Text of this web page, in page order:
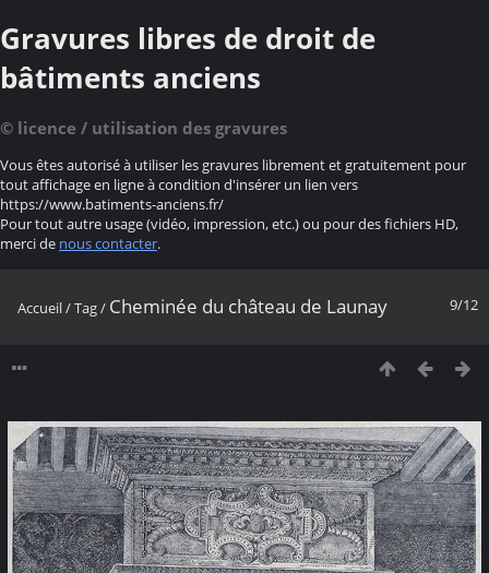
Gravures libres de droit de
bâtiments anciens
© licence / utilisation des gravures
Vous êtes autorisé à utiliser les gravures librement et gratuitement pour
tout affichage en ligne à condition d'insérer un lien vers
https://www.batiments-anciens.fr/
Pour tout autre usage (vidéo, impression, etc.) ou pour des fichiers HD,
merci de nous contacter.
9/12
Accueil/Tag/ Cheminée du château de Launay